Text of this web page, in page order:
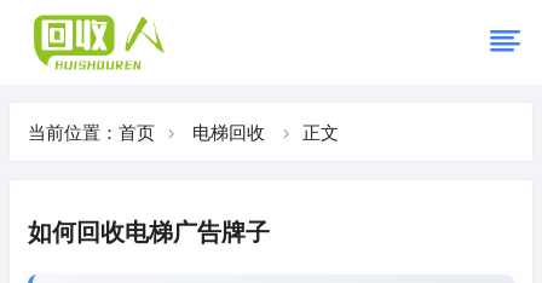
当前位置： 首页 电梯回收 正文
如何回收电梯广告牌子